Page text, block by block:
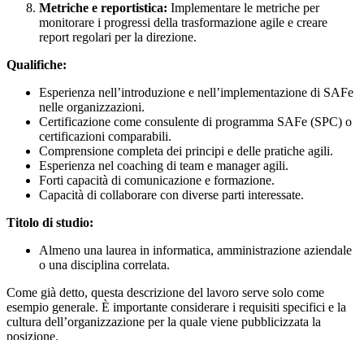
Metriche e reportistica: Implementare le metriche per
monitorare i progressi della trasformazione agile e creare
report regolari per la direzione.
Qualifiche:
Esperienza nell’introduzione e nell’implementazione di SAFe
nelle organizzazioni.
Certificazione come consulente di programma SAFe (SPC) o
certificazioni comparabili.
Comprensione completa dei principi e delle pratiche agili.
Esperienza nel coaching di team e manager agili.
Forti capacità di comunicazione e formazione.
Capacità di collaborare con diverse parti interessate.
Titolo di studio:
Almeno una laurea in informatica, amministrazione aziendale
o una disciplina correlata.
Come già detto, questa descrizione del lavoro serve solo come
esempio generale. È importante considerare i requisiti specifici e la
cultura dell’organizzazione per la quale viene pubblicizzata la
posizione.